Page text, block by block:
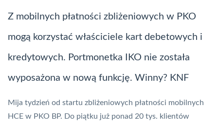
Z mobilnych płatności zbliżeniowych w PKO
mogą korzystać właściciele kart debetowych i
kredytowych. Portmonetka IKO nie została
wyposażona w nową funkcję. Winny? KNF
Mija tydzień od startu zbliżeniowych płatności mobilnych
HCE w PKO BP. Do piątku już ponad 20 tys. klientów